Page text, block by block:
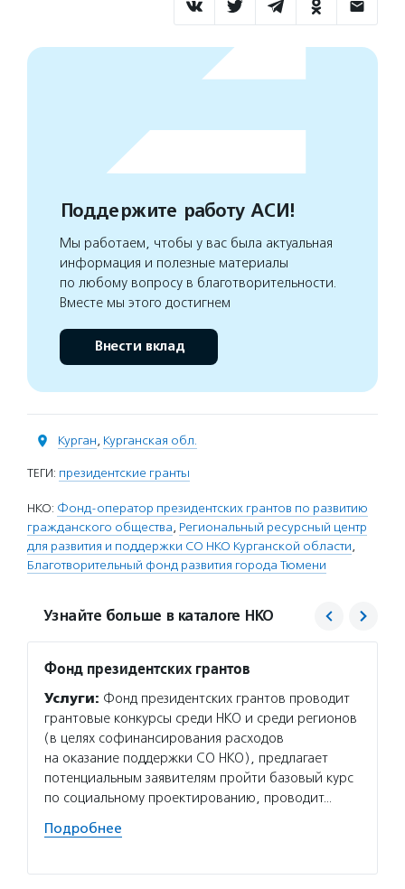
Поддержите работу АСИ!
Мы работаем, чтобы у вас была актуальная
информация и полезные материалы
по любому вопросу в благотворительности.
Вместе мы этого достигнем
Внести вклад
Курган, Курганская обл.
ТЕГИ: президентские гранты
НКО: Фонд-оператор президентских грантов по развитию
гражданского общества, Региональный ресурсный центр
для развития и поддержки СО НКО Курганской области,
Благотворительный фонд развития города Тюмени
Узнайте больше в каталоге НКО
Фонд президентских грантов
Услуги: Фонд президентских грантов проводит
грантовые конкурсы среди НКО и среди регионов
(в целях софинансирования расходов
на оказание поддержки СО НКО), предлагает
потенциальным заявителям пройти базовый курс
по социальному проектированию, проводит…
Подробнее